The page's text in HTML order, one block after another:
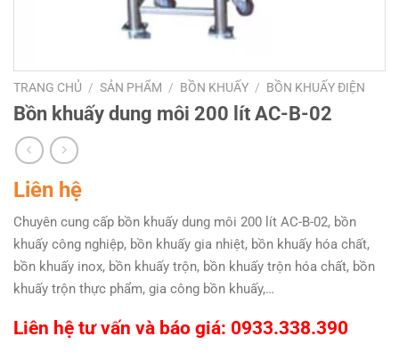
TRANG CHỦ / SẢN PHẨM / BỒN KHUẤY / BỒN KHUẤY ĐIỆN
Bồn khuấy dung môi 200 lít AC-B-02
Liên hệ
Chuyên cung cấp bồn khuấy dung môi 200 lít AC-B-02, bồn
khuấy công nghiệp, bồn khuấy gia nhiệt, bồn khuấy hóa chất,
bồn khuấy inox, bồn khuấy trộn, bồn khuấy trộn hóa chất, bồn
khuấy trộn thực phẩm, gia công bồn khuấy,…
Liên hệ tư vấn và báo giá: 0933.338.390